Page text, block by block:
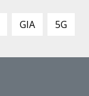
GIA 5G